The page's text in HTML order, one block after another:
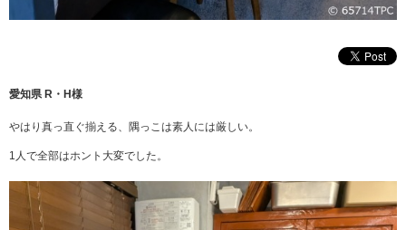
愛知県 R・H様
やはり真っ直ぐ揃える、隅っこは素人には厳しい。
1人で全部はホント大変でした。